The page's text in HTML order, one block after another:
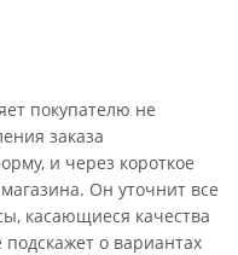
покупателю не
заказа
и через короткое
Он уточнит все
касающиеся качества
подскажет о вариантах